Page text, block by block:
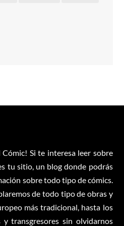
Si te interesa leer sobre
tu sitio, un blog donde podrás
sobre todo tipo de cómics.
de todo tipo de obras y
más tradicional, hasta los
y transgresores sin olvidarnos